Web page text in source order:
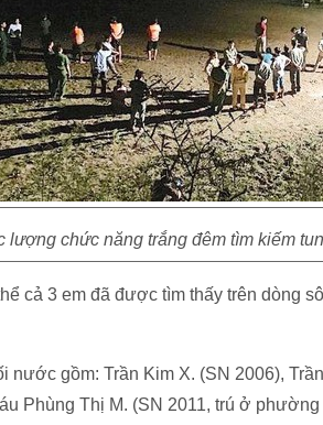
lượng chức năng trắng đêm tìm kiếm
cả 3 em đã được tìm thấy trên dòng
nước gồm: Trần Kim X. (SN 2006),
Phùng Thị M. (SN 2011, trú ở